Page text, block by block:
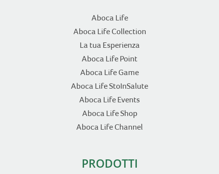
Aboca Life
Aboca Life Collection
La tua Esperienza
Aboca Life Point
Aboca Life Game
Aboca Life StoInSalute
Aboca Life Events
Aboca Life Shop
Aboca Life Channel
PRODOTTI